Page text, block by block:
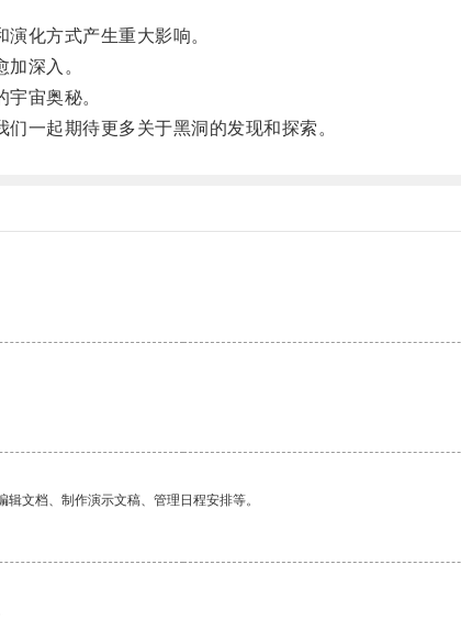
化方式产生重大影响。
深入。
宙奥秘。
一起期待更多关于黑洞的发现和探索。
文档、制作演示文稿、管理日程安排等。